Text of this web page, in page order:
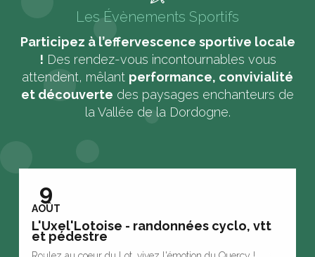
Les Évènements Sportifs
Participez à l’effervescence sportive locale
! Des rendez-vous incontournables vous
attendent, mêlant performance, convivialité
et découverte des paysages enchanteurs de
la Vallée de la Dordogne.
9
AOÛT
L'Uxel'Lotoise - randonnées cyclo, vtt
et pédestre